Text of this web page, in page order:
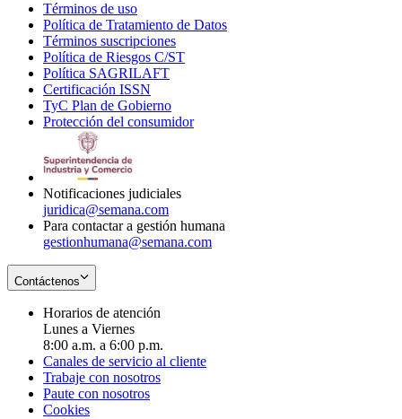
Términos de uso
in
new
window
Política de Tratamiento de Datos
Términos suscripciones
in
Política de Riesgos C/ST
Política SAGRILAFT
new
window
Certificación ISSN
in
new
TyC Plan de Gobierno
in
Protección del consumidorOpens
Notificaciones judiciales
juridica@semana.com
Para contactar a gestión humana
gestionhumana@semana.com
Contáctenos
Horarios de atención
Lunes a Viernes
8:00 a.m. a 6:00 p.m.
Canales de servicio al cliente
Trabaje con nosotros
Paute con nosotros
Cookies